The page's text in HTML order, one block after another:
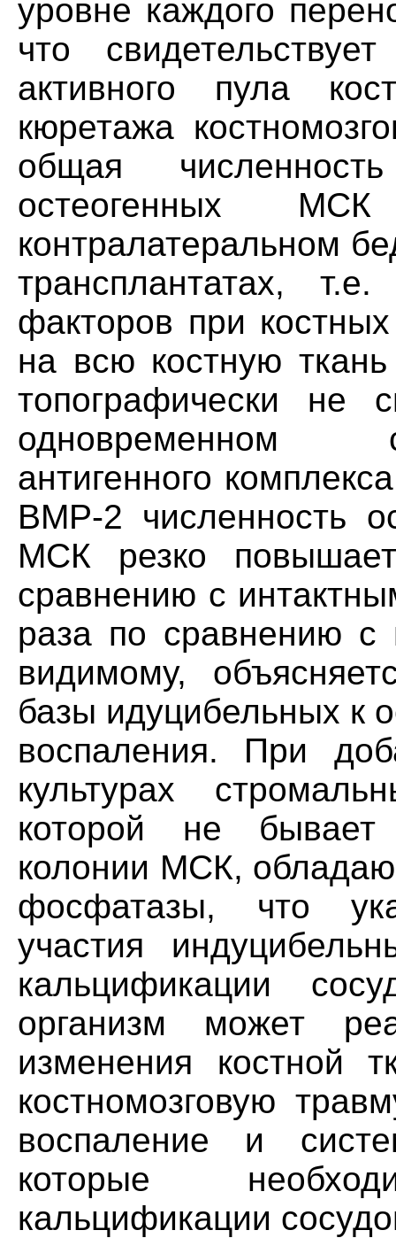
уровне каждого
что
активного пула
кюретажа
общая
остеогенных
контралатеральном
трансплантатах,
факторов при
на всю костную
топографически не
одновременном
антигенного
ВМР-2 численность
МСК резко
сравнению с
раза по сравнению
видимому,
базы идуцибельных к
воспаления. При
культурах
которой не бывает
колонии МСК,
фосфатазы, что
участия
кальцификации
организм может
изменения костной
костномозговую
воспаление и
которые
кальцификации